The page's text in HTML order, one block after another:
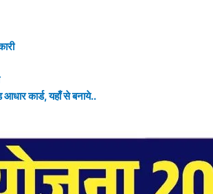
कार्ड, यहाँ से बनाये..